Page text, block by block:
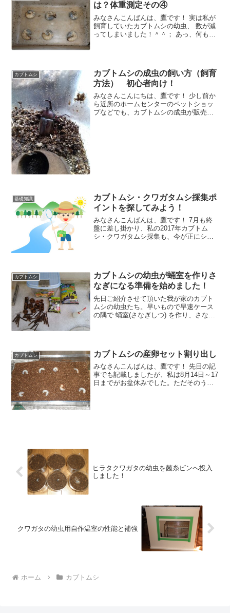
は？体重測定その④
みなさんこんばんは、鷹です！ 実は私が
飼育していたカブトムシの幼虫、 数が減
ってしまいました！＾＾； あっ、何も☆
カブトムシ
カブトムシの成虫の飼い方（飼育
方法） 初心者向け！
みなさんこんにちは、鷹です！ 少し前か
ら近所のホームセンターのペットショッ
プなどでも、カブトムシの成虫が販売さ
基礎知識
カブトムシ・クワガタムシ採集ポ
イントを探してみよう！
みなさんこんばんは、鷹です！ 7月も終
盤に差し掛かり、私の2017年カブトム
シ・クワガタムシ採集も、今が正にシー
ガタムシ採集に出掛
カブトムシ
カブトムシの幼虫が蛹室を作りさ
なぎになる準備を始めました！
先日ご紹介させて頂いた我が家のカブト
ムシの幼虫たち。早いもので早速ケース
の隅で 蛹室(さなぎしつ) を作り、さなぎ
の内容についてご
カブトムシ カブトムシの産卵セット割り出し
みなさんこんばんは、鷹です！ 先日の記
事でも記載しましたが、私は8月14日～17
日までがお盆休みでした。ただそのうち
ヒラタクワガタの幼虫を菌糸ビンへ投入
しました！
クワガタの幼虫用自作温室の性能と補強
ホーム カブトムシ